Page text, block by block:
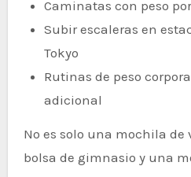
Caminatas con peso
Subir escaleras en
Tokyo
Rutinas de peso
adicional
No es solo una mochila
bolsa de gimnasio y una